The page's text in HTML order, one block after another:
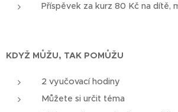
Příspěvek za kurz 80 Kč na dítě,
KDYŽ MŮŽU, TAK POMŮŽU
2 vyučovací hodiny
Můžete si určit téma